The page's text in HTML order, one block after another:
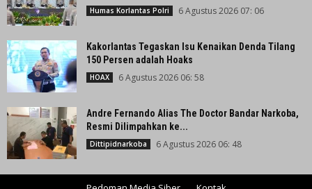
Humas Korlantas Polri 6 Agustus 2026 07: 06
Kakorlantas Tegaskan Isu Kenaikan Denda Tilang
150 Persen adalah Hoaks
HOAX 6 Agustus 2026 06: 58
Andre Fernando Alias The Doctor Bandar Narkoba,
Resmi Dilimpahkan ke...
Dittipidnarkoba 6 Agustus 2026 06: 48